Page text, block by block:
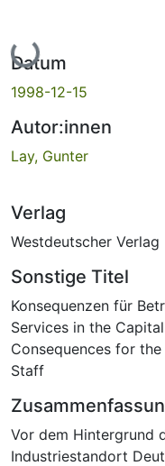
Lade...
Datum
1998-12-15
Autor:innen
Lay, Gunter
Verlag
Westdeutscher Verlag
Sonstige Titel
Konsequenzen für
Services in the
Consequences for
Staff
Vor dem Hintergrund
Industriestandort